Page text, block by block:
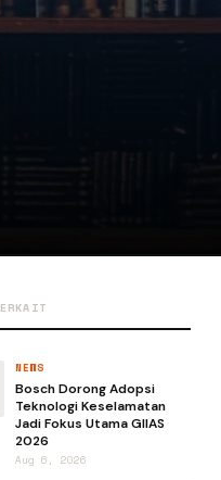
NEWS
Bosch Dorong Adopsi
Teknologi Keselamatan
Jadi Fokus Utama GIIAS
2026
Aug 6, 2026